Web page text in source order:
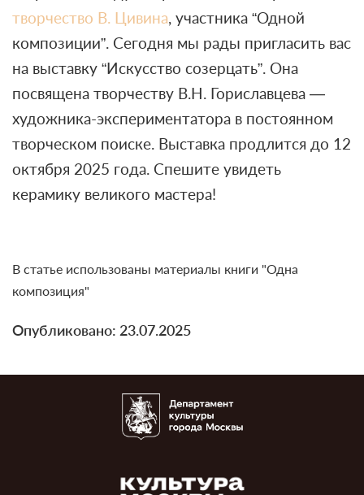
творчество В. Цивина, участника “Одной
композиции”. Сегодня мы рады пригласить вас
на выставку “Искусство созерцать”. Она
посвящена творчеству В.Н. Гориславцева —
художника-экспериментатора в постоянном
творческом поиске. Выставка продлится до 12
октября 2025 года. Спешите увидеть
керамику великого мастера!
В статье использованы материалы книги "Одна
композиция"
Опубликовано: 23.07.2025